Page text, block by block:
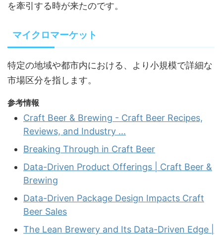
を牽引する時が来たのです。
マイクロマーケット
特定の地域や都市内における、より小規模で詳細な
市場区分を指します。
参考情報
Craft Beer & Brewing - Craft Beer Recipes,
Reviews, and Industry ...
Breaking Through in Craft Beer
Data-Driven Product Offerings | Craft Beer &
Brewing
Data-Driven Package Design Impacts Craft
Beer Sales
The Lean Brewery and Its Data-Driven Edge |